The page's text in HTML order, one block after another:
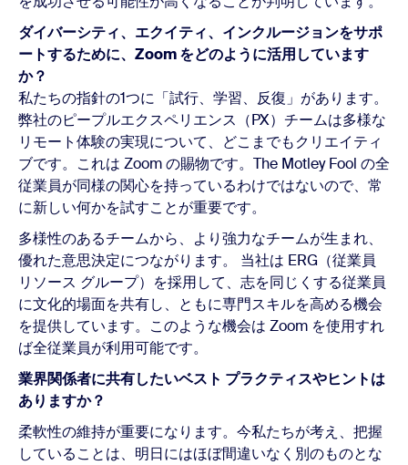
ダイバーシティ、エクイティ、インクルージョンをサポ
ートするために、Zoom をどのように活用しています
か？
私たちの指針の1つに「試行、学習、反復」があります。
弊社のピープルエクスペリエンス（PX）チームは多様な
リモート体験の実現について、どこまでもクリエイティ
ブです。これは Zoom の賜物です。The Motley Fool の全
従業員が同様の関心を持っているわけではないので、常
に新しい何かを試すことが重要です。
多様性のあるチームから、より強力なチームが生まれ、
優れた意思決定につながります。 当社は ERG（従業員
リソース グループ）を採用して、志を同じくする従業員
に文化的場面を共有し、ともに専門スキルを高める機会
を提供しています。このような機会は Zoom を使用すれ
ば全従業員が利用可能です。
業界関係者に共有したいベスト プラクティスやヒントは
ありますか？
柔軟性の維持が重要になります。今私たちが考え、把握
していることは、明日にはほぼ間違いなく別のものとな